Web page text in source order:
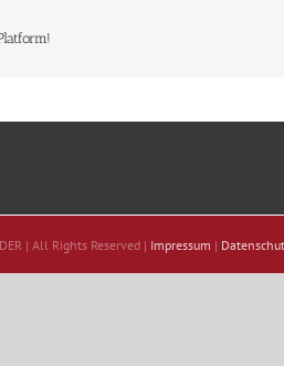
| All Rights Reserved | Impressum |